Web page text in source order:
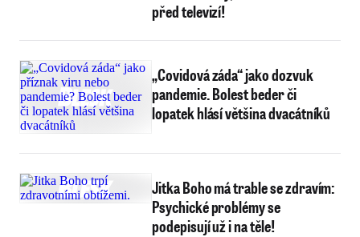
před televizí!
„Covidová záda“ jako dozvuk
pandemie. Bolest beder či
lopatek hlásí většina dvacátníků
Jitka Boho má trable se zdravím:
Psychické problémy se
podepisují už i na těle!